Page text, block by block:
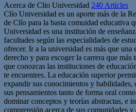
Acerca de Clio Universidad 240 Articles
Clío Universidad es un aporte más de la
de Clío para la basta comuidad educativa
Universidad es una institución de
facultades según las especialidades de
ofrecer. Ir a la universidad es más que una
derecho y para escoger la carrera que más
que conozcas las instituciones de
te encuentres. La educación superior
expandir sus conocimientos y habilidades,
sus pensamientos tanto de forma oral
dominar conceptos y teorías abstractas, e
comprensión acerca de sus comunidades